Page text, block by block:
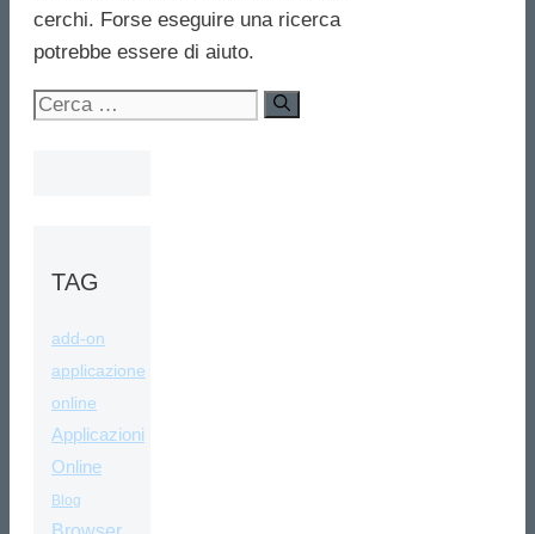
cerchi. Forse eseguire una ricerca
potrebbe essere di aiuto.
Ricerca
TAG
add-on
applicazione
online
Applicazioni
Online
Blog